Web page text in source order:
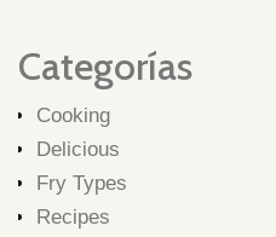
Categorías
Cooking
Delicious
Fry Types
Recipes